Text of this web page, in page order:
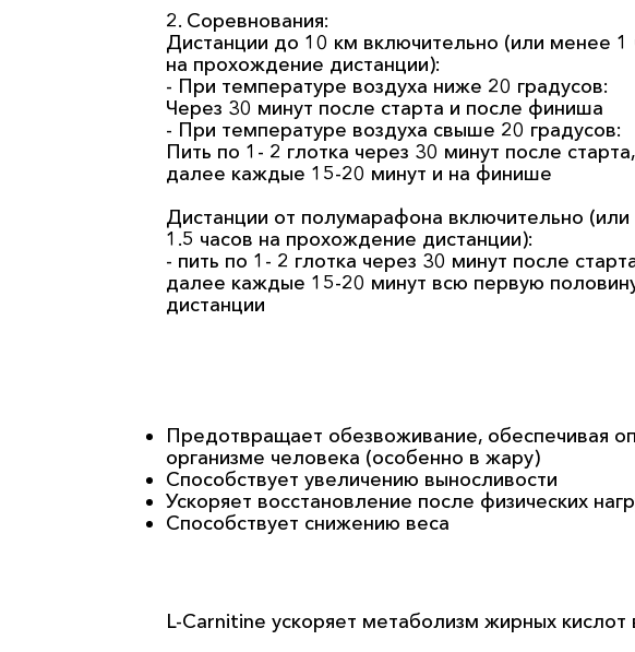
2. Соревнования:
Дистанции до 10 км включительно (или менее 1
на прохождение дистанции):
- При температуре воздуха ниже 20 градусов:
Через 30 минут после старта и после финиша
- При температуре воздуха свыше 20 градусов:
Пить по 1- 2 глотка через 30 минут после старта,
далее каждые 15-20 минут и на финише
Дистанции от полумарафона включительно (или
1.5 часов на прохождение дистанции):
- пить по 1- 2 глотка через 30 минут после
далее каждые 15-20 минут всю первую
дистанции
Предотвращает обезвоживание, обеспечивая
организме человека (особенно в жару)
Способствует увеличению выносливости
Ускоряет восстановление после физических
Способствует снижению веса
L-Carnitine ускоряет метаболизм жирных кислот